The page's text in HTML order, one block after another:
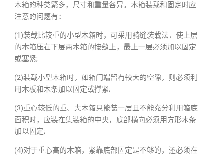
木箱的种类繁多，尺寸和重量各异。木箱装载和固定时应
注意的问题有：
(1)装载比较重的小型木箱时，可采用骑缝装载法，使上层
的木箱压在下层两木箱的接缝上，最上一层必须加以固定
或塞紧;
(2)装载小型木箱时，如箱门端留有较大的空隙，则必须利
用木板和木条加以固定或撑紧;
(3)重心较低的重、大木箱只能装一层且不能充分利用箱底
面积时，应装在集装箱的中央，底部横向必须用方形木条
加以固定;
(4)对于重心高的木箱，紧靠底部固定是不够的，还必须在